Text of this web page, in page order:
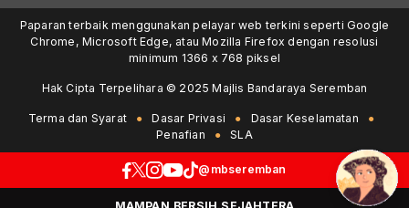
Paparan terbaik menggunakan pelayar web terkini seperti Google
Chrome, Microsoft Edge, atau Mozilla Firefox dengan resolusi
minimum 1366 x 768 piksel
Hak Cipta Terpelihara © 2025 Majlis Bandaraya Seremban
Terma dan Syarat Dasar Privasi
Dasar Keselamatan
Penafian
SLA
@mbseremban